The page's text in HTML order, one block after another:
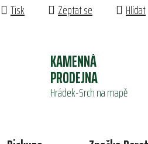
Tisk Zeptat se Hlídat
KAMENNÁ
PRODEJNA
Hrádek-Srch na mapě